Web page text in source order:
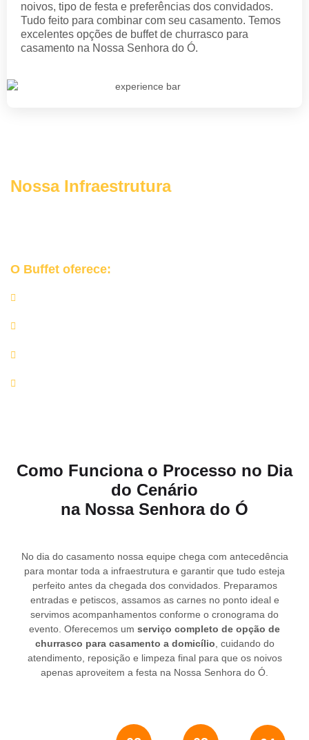
noivos, tipo de festa e preferências dos convidados.
Tudo feito para combinar com seu casamento. Temos
excelentes opções de buffet de churrasco para
casamento na Nossa Senhora do Ó.
Nossa Infraestrutura
O Buffet oferece:
Como Funciona o Processo no Dia
do Cenário
na Nossa Senhora do Ó
No dia do casamento nossa equipe chega com antecedência
para montar toda a infraestrutura e garantir que tudo esteja
perfeito antes da chegada dos convidados. Preparamos
entradas e petiscos, assamos as carnes no ponto ideal e
servimos acompanhamentos conforme o cronograma do
evento. Oferecemos um serviço completo de opção de
churrasco para casamento a domicílio, cuidando do
atendimento, reposição e limpeza final para que os noivos
apenas aproveitem a festa na Nossa Senhora do Ó.